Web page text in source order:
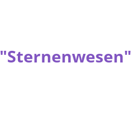
"Sternenwesen"